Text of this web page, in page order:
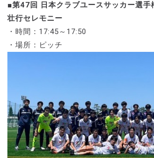
■第47回 日本クラブユースサッカー選
壮行セレモニー
・時間：17:45～17:50
・場所：ピッチ